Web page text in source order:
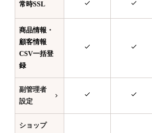
常時SSL
商品情報・
顧客情報
CSV一括登
録
副管理者
設定
ショップ